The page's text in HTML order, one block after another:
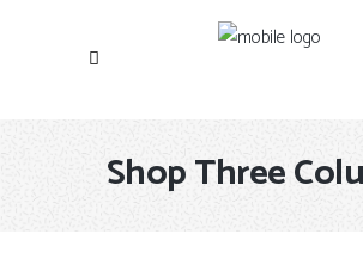
Shop Three